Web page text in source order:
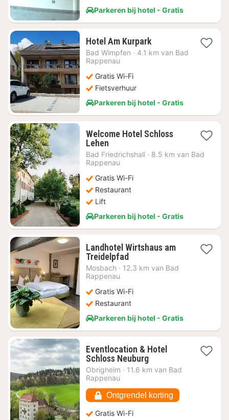
Parkeren bij hotel - Gratis
Hotel Am Kurpark1
nacht
Bad Wimpfen · 4.1 km van Bad
Rappenau
Gratis Wi-Fi
Fietsverhuur
Parkeren bij hotel - Gratis
Welcome Hotel Schloss
Lehen1
nacht
vanaf
87,06
Bad Friedrichshall · 8.5 km van Bad
Rappenau
Gratis Wi-Fi
Restaurant
Lift
Parkeren bij hotel - Gratis
Landhotel Wirtshaus am
Treidelpfad1
nacht
90,38
Mosbach · 12.3 km van Bad
Rappenau
Gratis Wi-Fi
Restaurant
Parkeren bij hotel - Gratis
Eventlocation & Hotel
Schloss Neuburg1
nacht
114,08
Obrigheim · 11.6 km van Bad
Rappenau
Ontgrendel korting
Gratis Wi-Fi